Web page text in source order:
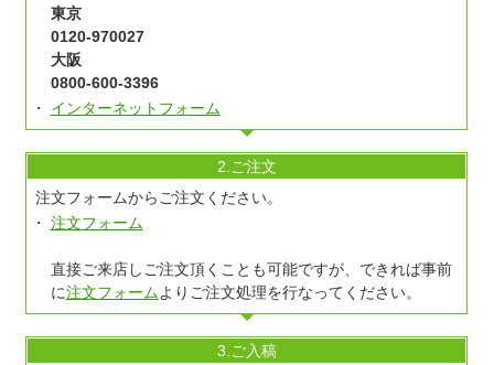
東京
0120-970027
大阪
0800-600-3396
インターネットフォーム
2.ご注文
注文フォームからご注文ください。
注文フォーム
直接ご来店しご注文頂くことも可能ですが、できれば事前
に注文フォームよりご注文処理を行なってください。
3.ご入稿